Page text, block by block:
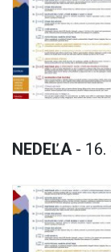
NEDEĽA- 16.